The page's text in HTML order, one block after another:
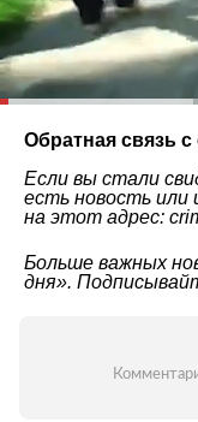
Обратная связь
Если вы стали
есть новость
на этот адрес:
Больше важных
дня».